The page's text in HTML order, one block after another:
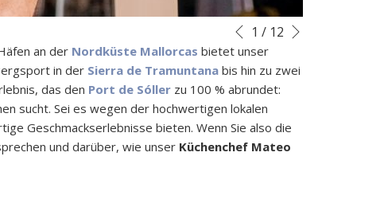
Diashow-
Steuertasten
Durch
Klicken
auf
die
folgenden
Links
wird
Vorherige
1 / 12
an der Nordküste Mallorcas bietet unser
in der Sierra de Tramuntana bis hin zu zwei
das den Port de Sóller zu 100 % abrundet:
sucht. Sei es wegen der hochwertigen lokalen
Geschmackserlebnisse bieten. Wenn Sie also die
und darüber, wie unser Küchenchef Mateo